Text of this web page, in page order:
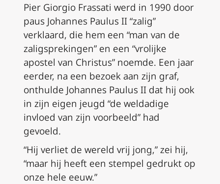
Pier Giorgio Frassati werd in 1990 door
paus Johannes Paulus II “zalig”
verklaard, die hem een “man van de
zaligsprekingen” en een “vrolijke
apostel van Christus” noemde. Een jaar
eerder, na een bezoek aan zijn graf,
onthulde Johannes Paulus II dat hij ook
in zijn eigen jeugd “de weldadige
invloed van zijn voorbeeld” had
gevoeld.
“Hij verliet de wereld vrij jong,” zei hij,
“maar hij heeft een stempel gedrukt op
onze hele eeuw.”